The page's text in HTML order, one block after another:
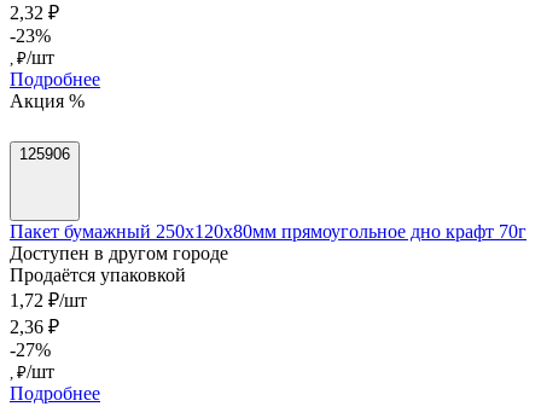
2,32 ₽
-23%
, ₽/шт
Подробнее
Акция %
125906
Пакет бумажный 250х120х80мм прямоугольное дно крафт 70г
Доступен в другом городе
Продаётся упаковкой
1,72 ₽/шт
2,36 ₽
-27%
, ₽/шт
Подробнее